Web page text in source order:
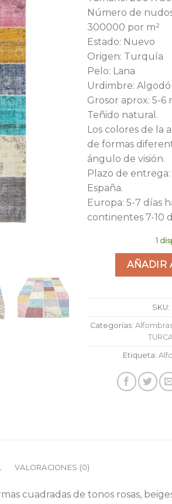
Número de
300000 por m²
Estado: Nuevo
Origen: Turquía
Pelo: Lana
Urdimbre:
Grosor aprox: 5-6
Teñido natural.
Los colores de la
de formas
ángulo de visión.
Plazo de entrega:
España.
Europa: 5-7 días
continentes 7-10
1
AÑADIR
SKU:
Categorías:
Etiqueta:
VALORACIONES (0)
cuadradas de tonos rosas,